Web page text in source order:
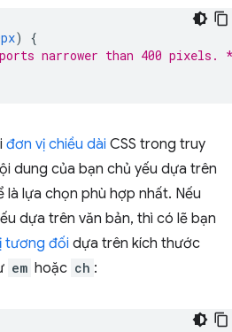
)
{
narrower than 400 pixels.
đơn vị chiều dài CSS trong truy
dung của bạn chủ yếu dựa trên
là lựa chọn phù hợp nhất. Nếu
dựa trên văn bản, thì có lẽ bạn
tương đối dựa trên kích thước
em hoặc ch :